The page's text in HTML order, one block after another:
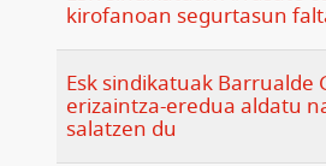
kirofanoan segurtasun
Esk sindikatuak Barrualde
erizaintza-eredua aldatu
salatzen du